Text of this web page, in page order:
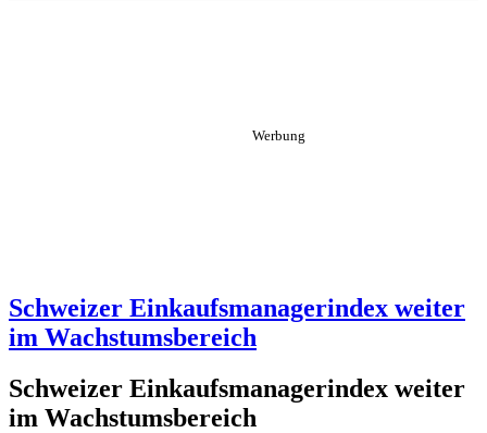
Schweizer Einkaufsmanagerindex weiter
im Wachstumsbereich
Schweizer Einkaufsmanagerindex weiter
im Wachstumsbereich